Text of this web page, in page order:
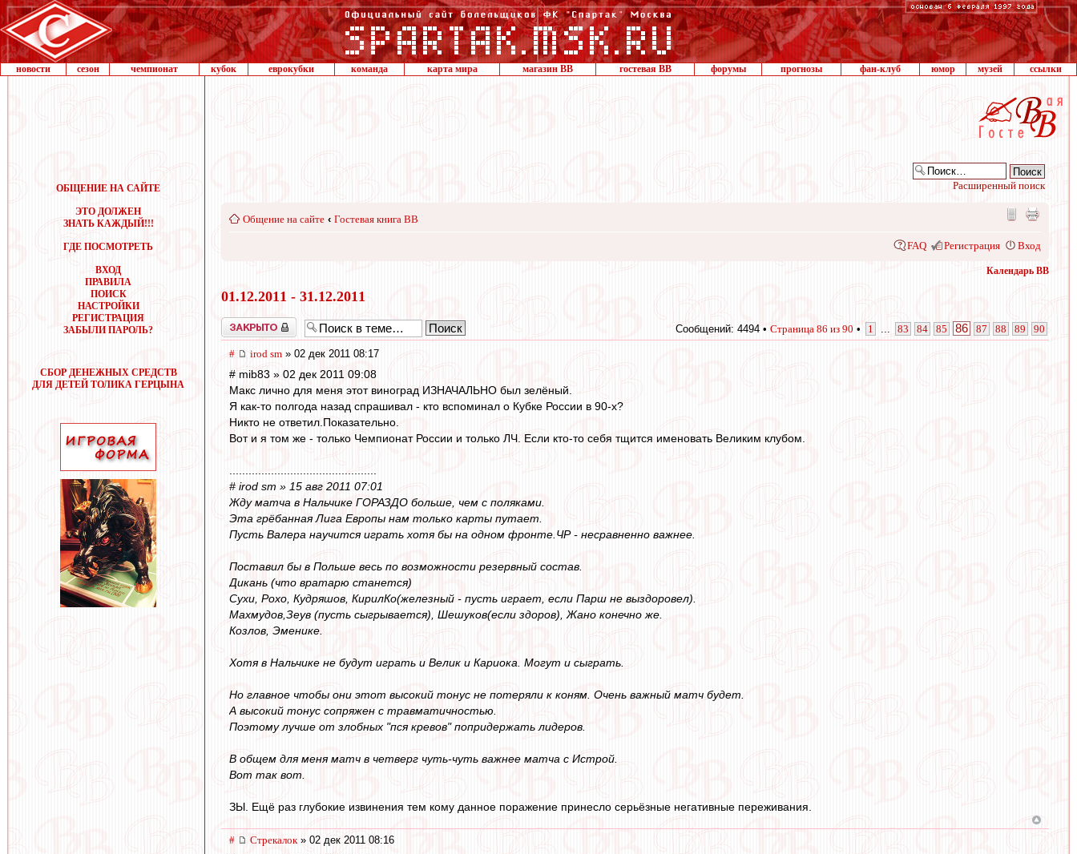
новости сезон чемпионат кубок еврокубки команда карта мира магазин ВВ гостевая ВВ форумы прогнозы фан-клуб юмор музей ссылки
ОБЩЕНИЕ НА САЙТЕ
ЭТО ДОЛЖЕН
ЗНАТЬ КАЖДЫЙ!!!
ГДЕ ПОСМОТРЕТЬ
ВХОД
ПРАВИЛА
ПОИСК
НАСТРОЙКИ
РЕГИСТРАЦИЯ
ЗАБЫЛИ ПАРОЛЬ?
СБОР ДЕНЕЖНЫХ СРЕДСТВ
ДЛЯ ДЕТЕЙ ТОЛИКА ГЕРЦЫНА
Расширенный поиск
Общение на сайте ‹ Гостевая книга ВВ
FAQ Регистрация Вход
Календарь ВВ
01.12.2011 - 31.12.2011
Закрыто Сообщений: 4494 • Страница 86 из 90 • 1 83 84 85 86 87 88 89 90
# irod sm » 02 дек 2011 08:17
# mib83 » 02 дек 2011 09:08
Макс лично для меня этот виноград ИЗНАЧАЛЬНО был зелёный.
Я как-то полгода назад спрашивал - кто вспоминал о Кубке России в 90-х?
Никто не ответил.Показательно.
Вот и я том же - только Чемпионат России и только ЛЧ. Если кто-то себя тщится именовать Великим клубом.
..............................................
# irod sm » 15 авг 2011 07:01
Жду матча в Нальчике ГОРАЗДО больше, чем с поляками.
Эта грёбанная Лига Европы нам только карты путает.
Пусть Валера научится играть хотя бы на одном фронте.ЧР - несравненно важнее.
Поставил бы в Польше весь по возможности резервный состав.
Дикань (что вратарю станется)
Сухи, Рохо, Кудряшов, КирилКо(железный - пусть играет, если Парш не выздоровел).
Махмудов,Зеув (пусть сыгрывается), Шешуков(если здоров), Жано конечно же.
Козлов, Эменике.
Хотя в Нальчике не будут играть и Велик и Кариока. Могут и сыграть.
Но главное чтобы они этот высокий тонус не потеряли к коням. Очень важный матч будет.
А высокий тонус сопряжен с травматичностью.
Поэтому лучше от злобных "пся кревов" попридержать лидеров.
В общем для меня матч в четверг чуть-чуть важнее матча с Истрой.
Вот так вот.
ЗЫ. Ещё раз глубокие извинения тем кому данное поражение принесло серьёзные негативные переживания.
# Стрекалок» 02 дек 2011 08:16